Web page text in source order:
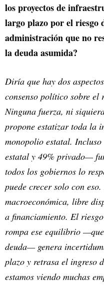
los proyectos de
largo plazo por el riesgo
administración que no
la deuda asumida?
Diría que hay dos
consenso político sobre el
Ninguna fuerza, ni
propone estatizar toda la
monopolio estatal.
estatal y 49% privado—
todos los gobiernos lo
puede crecer solo con
macroeconómica, libre
a financiamiento. El
rompa ese equilibrio
deuda— genera
plazo y retrasa el ingreso
estamos viendo muchas